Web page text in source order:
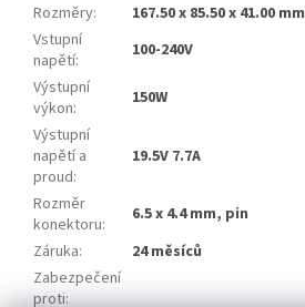
Rozměry:
167.50 x 85.50 x 41.00 mm
Vstupní
napětí:
100-240V
Výstupní
výkon:
150W
Výstupní
napětí a
proud:
19.5V 7.7A
Rozměr
konektoru:
6.5 x 4.4 mm, pin
Záruka:
24 měsíců
Zabezpečení
proti: